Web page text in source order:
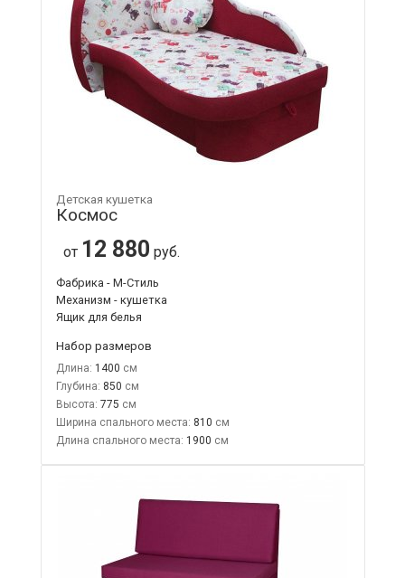
Детская кушетка
Космос
от 12 880 руб.
Фабрика - М-Стиль
Механизм - кушетка
Ящик для белья
Набор размеров
Длина: 1400
Глубина: 850
Высота: 775
Ширина спального места: 810
Длина спального места: 1900